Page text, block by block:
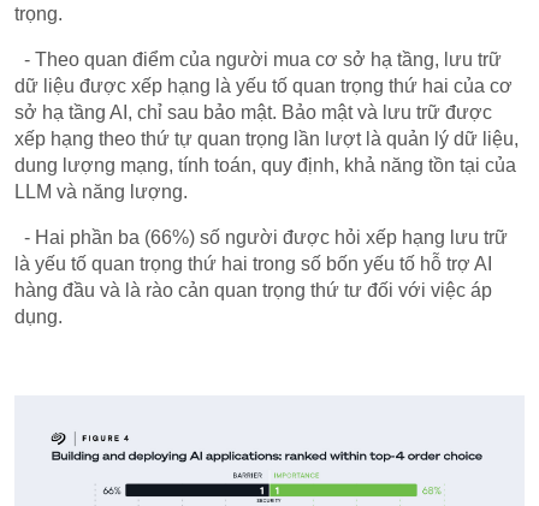
trọng.
- Theo quan điểm của người mua cơ sở hạ tầng, lưu trữ
dữ liệu được xếp hạng là yếu tố quan trọng thứ hai của cơ
sở hạ tầng AI, chỉ sau bảo mật. Bảo mật và lưu trữ được
xếp hạng theo thứ tự quan trọng lần lượt là quản lý dữ liệu,
dung lượng mạng, tính toán, quy định, khả năng tồn tại của
LLM và năng lượng.
- Hai phần ba (66%) số người được hỏi xếp hạng lưu trữ
là yếu tố quan trọng thứ hai trong số bốn yếu tố hỗ trợ AI
hàng đầu và là rào cản quan trọng thứ tư đối với việc áp
dụng.